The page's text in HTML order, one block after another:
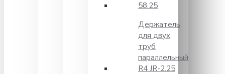
58.25
Держатель
для двух
труб
параллельный
R4 JR-2.25